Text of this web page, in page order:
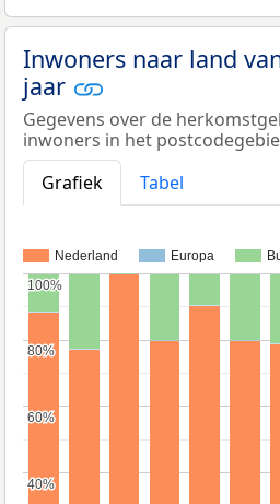
Inwoners naar land
jaar
Gegevens over de
inwoners in het
Grafiek
Tabel
Nederland Europa
40%
40%
60%
60%
80%
80%
100%
100%